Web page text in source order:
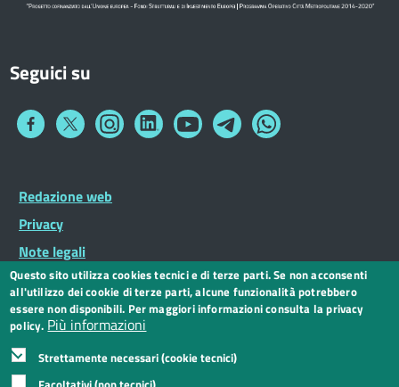
Seguici su
Collegamento
Collegamento
a
Collegamento
a
Collegamento
a
Collegamento
a
Collegamento
a
Collegamento
a
Widget
Footer
menu
Redazione web
Privacy
Note legali
Dichiarazione di accessibilità
CC BY 3.0 IT
Questo sito utilizza cookies tecnici e di terze parti. Se non acconsenti
all'utilizzo dei cookie di terze parti, alcune funzionalità potrebbero
essere non disponibili. Per maggiori informazioni consulta la privacy
policy. Più informazioni
Strettamente necessari (cookie tecnici)